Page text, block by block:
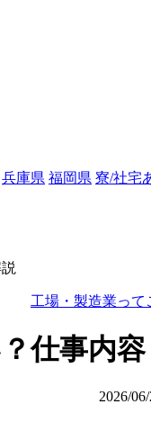
兵庫県 福岡県 寮/社宅
工場・製造業って
仕事内
2026/